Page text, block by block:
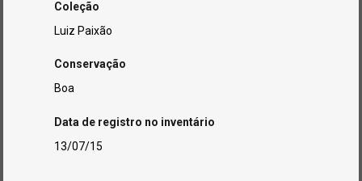
Coleção
Luiz Paixão
Conservação
Boa
Data de registro no inventário
13/07/15